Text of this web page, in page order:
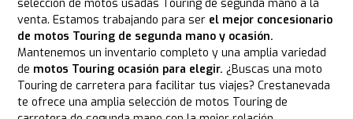
selección de motos usadas Touring de segunda mano a la
venta. Estamos trabajando para ser el mejor concesionario
de motos Touring de segunda mano y ocasión.
Mantenemos un inventario completo y una amplia variedad
de motos Touring ocasión para elegir. ¿Buscas una moto
Touring de carretera para facilitar tus viajes? Crestanevada
te ofrece una amplia selección de motos Touring de